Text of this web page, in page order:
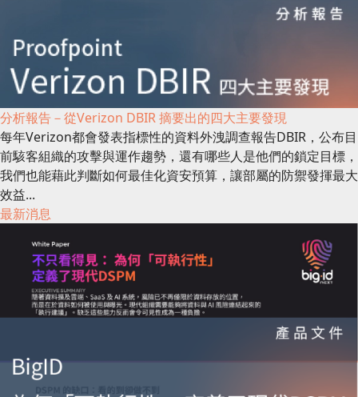
分析報告－從Verizon DBIR 摘要出的四大主要發現
每年Verizon都會發表指標性的資料外洩調查報告DBIR，公布目
前駭客組織的攻擊與運作趨勢，還有哪些人是他們的鎖定目標，
我們也能藉此判斷如何最佳化資安預算，讓部屬的防禦發揮最大
效益...
最新消息